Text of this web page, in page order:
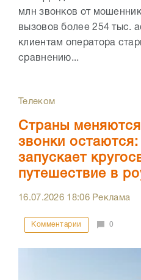
млн звонков от
вызовов более 254 тыс.
клиентам оператора
сравнению...
Телеком
Страны
звонки
запускает
путешествие в
16.07.2026 18:06Реклама
Комментарии 0